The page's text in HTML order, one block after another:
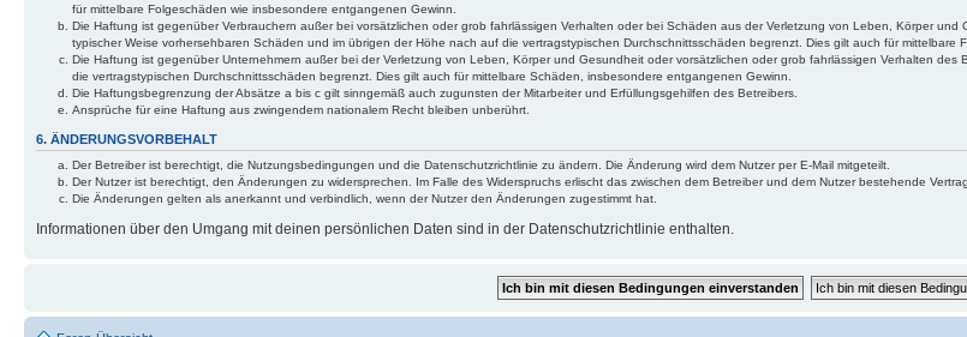
für mittelbare Folgeschäden wie insbesondere entgangenen Gewinn.
Die Haftung ist gegenüber Verbrauchern außer bei vorsätzlichen oder grob fahrlässigen Verhalten oder bei Schäden aus der Verletzung von Leben, Körper
typischer Weise vorhersehbaren Schäden und im übrigen der Höhe nach auf die vertragstypischen Durchschnittsschäden begrenzt. Dies gilt auch für mittelbare
Die Haftung ist gegenüber Unternehmern außer bei der Verletzung von Leben, Körper und Gesundheit oder vorsätzlichen oder grob fahrlässigen Verhalten
die vertragstypischen Durchschnittsschäden begrenzt. Dies gilt auch für mittelbare Schäden, insbesondere entgangenen Gewinn.
Die Haftungsbegrenzung der Absätze a bis c gilt sinngemäß auch zugunsten der Mitarbeiter und Erfüllungsgehilfen des Betreibers.
Ansprüche für eine Haftung aus zwingendem nationalem Recht bleiben unberührt.
6. ÄNDERUNGSVORBEHALT
Der Betreiber ist berechtigt, die Nutzungsbedingungen und die Datenschutzrichtlinie zu ändern. Die Änderung wird dem Nutzer per E-Mail mitgeteilt.
Der Nutzer ist berechtigt, den Änderungen zu widersprechen. Im Falle des Widerspruchs erlischt das zwischen dem Betreiber und dem Nutzer bestehende
Die Änderungen gelten als anerkannt und verbindlich, wenn der Nutzer den Änderungen zugestimmt hat.
Informationen über den Umgang mit deinen persönlichen Daten sind in der Datenschutzrichtlinie enthalten.